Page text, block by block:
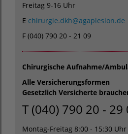
Freitag 9-16 Uhr
E chirurgie.dkh@agaplesion.de
F (040) 790 20 - 21 09
Chirurgische Aufnahme/
Alle Versicherungsformen
Gesetzlich Versicherte
T (040) 790 20 - 29
Montag-Freitag 8:00 - 15:30 Uhr